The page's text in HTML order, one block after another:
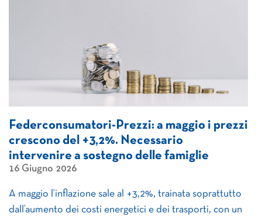
Federconsumatori-Prezzi: a maggio i prezzi
crescono del +3,2%. Necessario
intervenire a sostegno delle famiglie
16 Giugno 2026
A maggio l’inflazione sale al +3,2%, trainata soprattutto
dall’aumento dei costi energetici e dei trasporti, con un